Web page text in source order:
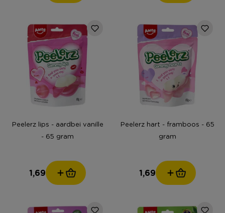
Peelerz lips - aardbei vanille
- 65 gram
1,69
Peelerz hart - framboos - 65
gram
1,69